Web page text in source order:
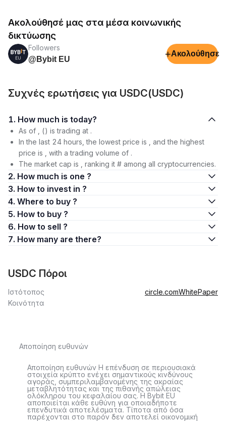
Ακολούθησέ μας στα μέσα κοινωνικής
δικτύωσης
Followers
@Bybit EU
+Ακολούθησε
Συχνές ερωτήσεις για USDC(USDC)
1. How much is today?
As of , () is trading at .
In the last 24 hours, the lowest price is , and the highest
price is , with a trading volume of .
The market cap is , ranking it # among all cryptocurrencies.
2. How much is one ?
3. How to invest in ?
4. Where to buy ?
5. How to buy ?
6. How to sell ?
7. How many are there?
USDC Πόροι
Ιστότοπος circle.comWhitePaper
Κοινότητα
Αποποίηση ευθυνών
Αποποίηση ευθυνών Η επένδυση σε περιουσιακά
στοιχεία κρύπτο ενέχει σημαντικούς κινδύνους
αγοράς, συμπεριλαμβανομένης της ακραίας
μεταβλητότητας και της πιθανής απώλειας
ολόκληρου του κεφαλαίου σας. Η Bybit EU
αποποιείται κάθε ευθύνη για οποιαδήποτε
επενδυτικά αποτελέσματα. Τίποτα από όσα
παρέχονται στο παρόν δεν αποτελεί οικονομική